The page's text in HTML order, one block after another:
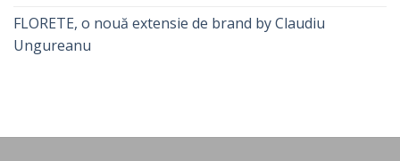
FLORETE, o nouă extensie de brand by Claudiu
Ungureanu